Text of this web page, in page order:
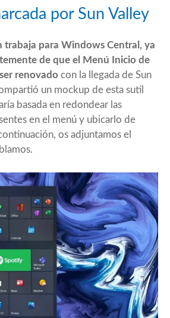
por Sun Valley
trabaja para Windows Central, ya
de que el Menú Inicio de
renovado con la llegada de Sun
un mockup de esta sutil
basada en redondear las
en el menú y ubicarlo de
os adjuntamos el